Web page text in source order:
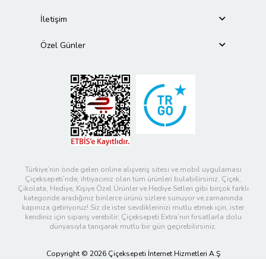
İletişim
Özel Günler
Türkiye’nin önde gelen online alışveriş sitesi ve mobil uygulaması
Çiçeksepeti’nde, ihtiyacınız olan tüm ürünleri bulabilirsiniz. Çiçek,
Çikolata, Hediye, Kişiye Özel Ürünler ve Hediye Setleri gibi birçok farklı
kategoride aradığınız binlerce ürünü sizlere sunuyor ve zamanında
kapınıza getiriyoruz! Siz de ister sevdiklerinizi mutlu etmek için, ister
kendiniz için sipariş verebilir; Çiçeksepeti Extra’nın fırsatlarla dolu
dünyasıyla tanışarak mutlu bir gün geçirebilirsiniz.
Copyright © 2026 Çiçeksepeti İnternet Hizmetleri A.Ş